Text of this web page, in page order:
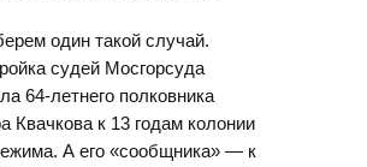
один такой случай.
судей Мосгорсуда
64-летнего полковника
Квачкова к 13 годам колонии
А его «сообщника» — к